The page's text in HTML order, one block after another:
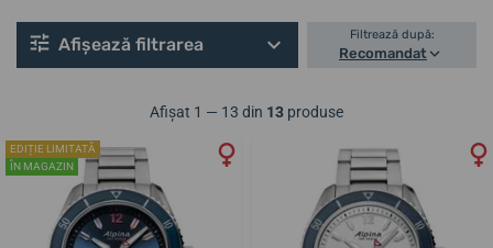
Afișează filtrarea Filtrează după:
Recomandat
Afișat 1 — 13 din 13 produse
EDIȚIE LIMITATĂ
ÎN MAGAZIN